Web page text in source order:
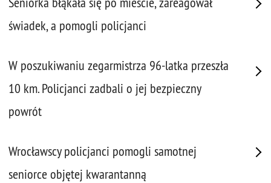
świadek, a pomogli policjanci
W poszukiwaniu zegarmistrza 96-latka przeszła
10 km. Policjanci zadbali o jej bezpieczny
powrót
Wrocławscy policjanci pomogli samotnej
seniorce objętej kwarantanną